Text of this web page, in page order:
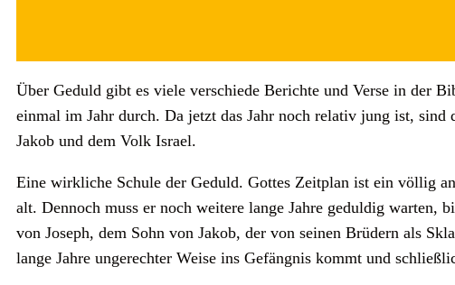
Über Geduld gibt es viele verschiede Berichte und Verse in der
einmal im Jahr durch. Da jetzt das Jahr noch relativ jung ist,
Jakob und dem Volk Israel.
Eine wirkliche Schule der Geduld. Gottes Zeitplan ist ein völlig
alt. Dennoch muss er noch weitere lange Jahre geduldig warten,
von Joseph, dem Sohn von Jakob, der von seinen Brüdern als
lange Jahre ungerechter Weise ins Gefängnis kommt und